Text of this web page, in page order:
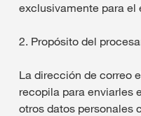
exclusivamente para el
2. Propósito del
La dirección de correo
recopila para enviarles
otros datos personales